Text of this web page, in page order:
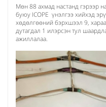
Мөн 88 ахмад настанд гэрээр
буюу ICOPE үнэлгээ хийхэд
хөдөлгөөний бэрхшээл 9,
дутагдал 1 илэрсэн тул
ажиллалаа.